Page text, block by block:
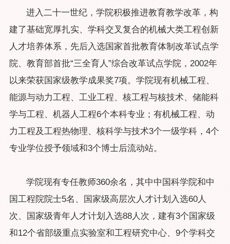
进入二十一世纪，学院积极推进教育教学改革，构
建了基础宽厚扎实、学科交叉复合的机械大类工程创新
人才培养体系，先后入选国家首批教育体制改革试点学
院、教育部首批“三全育人”综合改革试点学院，2002年
以来荣获国家级教学成果奖7项。学院现有机械工程、
能源与动力工程、工业工程、核工程与核技术、储能科
学与工程、机器人工程6个本科专业；有机械工程、动
力工程及工程热物理、核科学与技术3个一级学科，4个
专业学位授予领域和3个博士后流动站。
学院现有专任教师360余名，其中中国科学院和中
国工程院院士5名、国家级高层次人才计划入选60人
次、国家级青年人才计划入选88人次，建有3个国家级
和12个省部级重点实验室和工程研究中心、9个学科交